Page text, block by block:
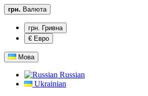
грн. Валюта
грн. Гривна
€ Евро
Мова
Russian
Ukrainian